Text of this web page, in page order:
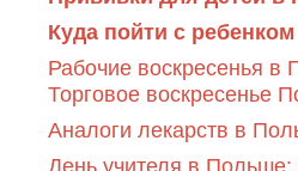
Куда пойти с
Рабочие воскресенья
Торговое воскресенье
Аналоги лекарств в
День учителя в Польше: